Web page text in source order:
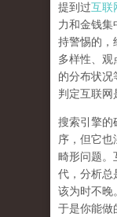
提到过互联
力和金钱集
持警惕的，
多样性、观
的分布状况
判定互联网
搜索引擎的
序，但它也
畸形问题。
代，分析总
该为时不晚
于是你能做